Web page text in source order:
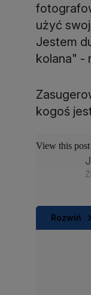
użyć
Jestem
kolana" -
kogoś
Rozwiń
View this